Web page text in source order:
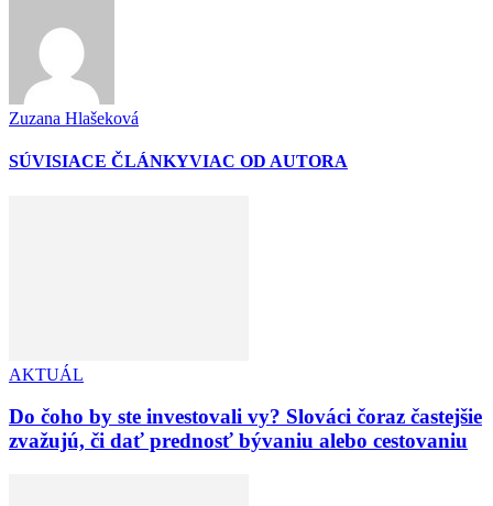
Zuzana Hlašeková
SÚVISIACE ČLÁNKYVIAC OD AUTORA
AKTUÁL
Do čoho by ste investovali vy? Slováci čoraz častejšie
zvažujú, či dať prednosť bývaniu alebo cestovaniu